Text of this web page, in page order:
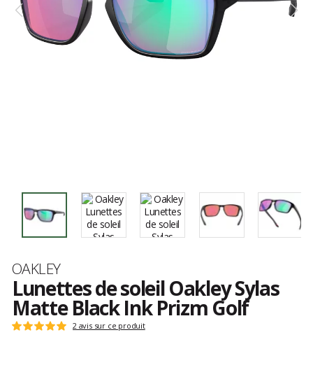
Marque
OAKLEY
Lunettes de soleil Oakley Sylas
Matte Black Ink Prizm Golf
Les
Note
2 avis sur ce produit